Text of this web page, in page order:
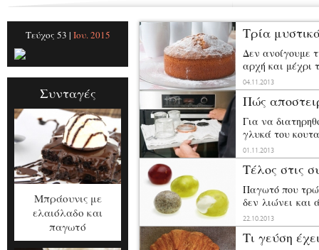
Τεύχος 53 | Ιου. 2015
Συνταγές
Μπράουνις με
ελαιόλαδο και
παγωτό
Τρία
Δεν ανοίγουμε
αρχή και μέχρι
το κέικ μας θα
έχει ψηθεί
μαχαίρι. Αν η
υπολείμματα
04.11.2013
Πώς
Για να
γλυκά του
πρέπει να τα
βάζα. Η
τα βάζα και τα
και τα βάζουμε
01.11.2013
Τέλος στις
Παγωτό που
δεν λιώνει και
αλλάξουν τη
22.10.2013
Τι γεύση